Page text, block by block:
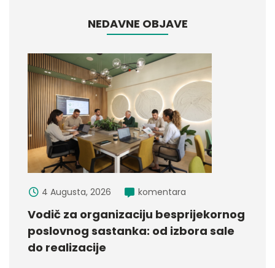
NEDAVNE OBJAVE
4 Augusta, 2026 komentara
Vodič za organizaciju besprijekornog
poslovnog sastanka: od izbora sale
do realizacije